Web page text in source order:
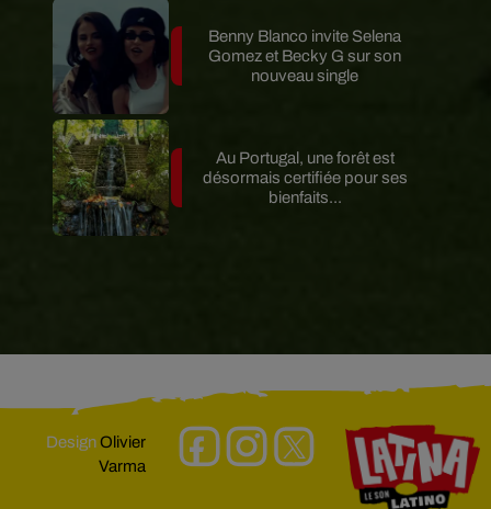
Benny Blanco invite Selena
Gomez et Becky G sur son
nouveau single
Au Portugal, une forêt est
désormais certifiée pour ses
bienfaits...
DesignOlivier
Varma